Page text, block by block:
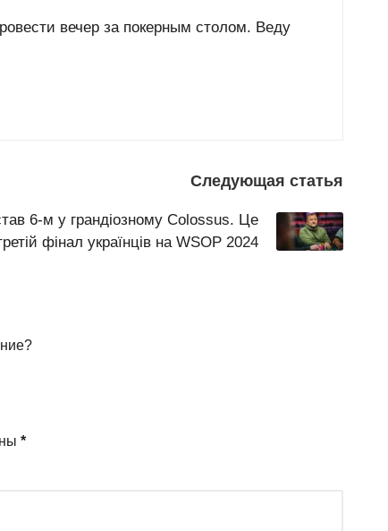
вечер за покерным столом. Веду
Следующая статья
6-м у грандіозному Colossus. Це
фінал українців на WSOP 2024
*